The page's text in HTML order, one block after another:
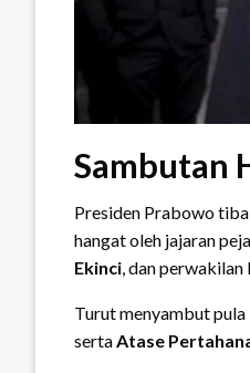
Sambutan
Presiden Prabowo
hangat oleh jajaran
Ekinci, dan
Turut menyambut pula
sertaAtase